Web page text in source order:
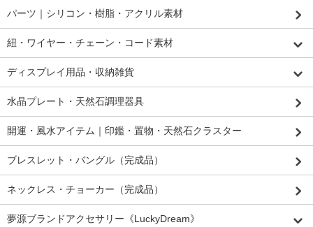
パーツ｜シリコン・樹脂・アクリル素材
紐・ワイヤー・チェーン・コード素材
ディスプレイ用品・収納雑貨
水晶プレート・天然石調理器具
開運・風水アイテム｜印鑑・置物・天然石クラスター
ブレスレット・バングル（完成品）
ネックレス・チョーカー（完成品）
夢源ブランドアクセサリー《LuckyDream》